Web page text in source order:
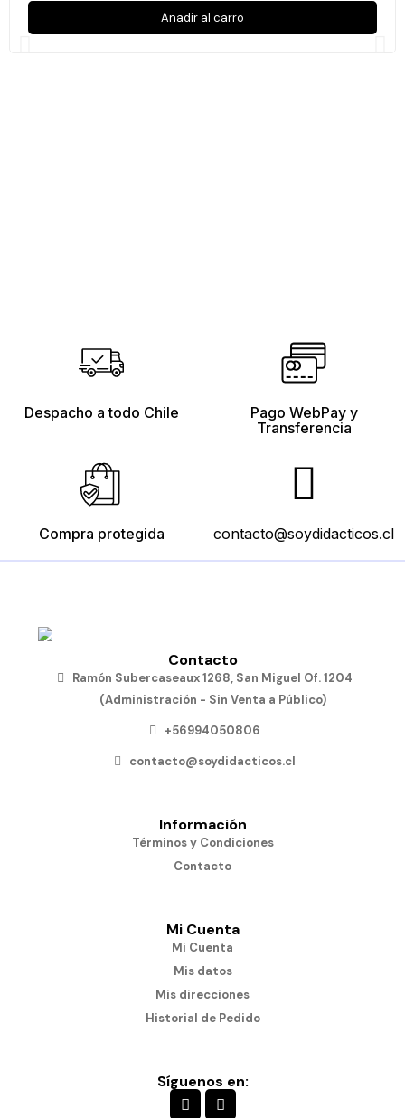
Añadir al carro
Despacho a todo Chile
Pago WebPay y
Transferencia
Compra protegida contacto@soydidacticos.cl
Contacto
Ramón Subercaseaux 1268, San Miguel Of. 1204
(Administración - Sin Venta a Público)
+56994050806
contacto@soydidacticos.cl
Información
Términos y Condiciones
Contacto
Mi Cuenta
Mi Cuenta
Mis datos
Mis direcciones
Historial de Pedido
Síguenos en: